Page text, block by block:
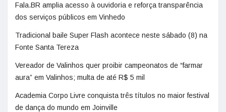
Fala.BR amplia acesso à ouvidoria e reforça transparência
dos serviços públicos em Vinhedo
Tradicional baile Super Flash acontece neste sábado (8) na
Fonte Santa Tereza
Vereador de Valinhos quer proibir campeonatos de “farmar
aura” em Valinhos; multa de até R$ 5 mil
Academia Corpo Livre conquista três títulos no maior festival
de dança do mundo em Joinville